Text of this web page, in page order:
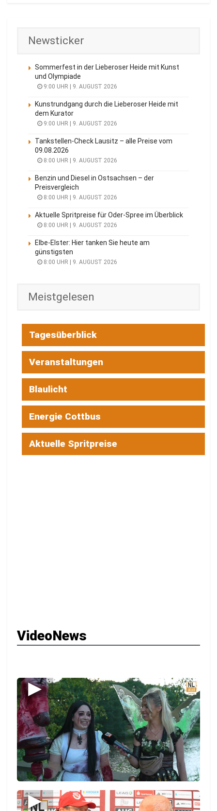
Newsticker
Sommerfest in der Lieberoser Heide mit Kunst
und Olympiade
9:00 UHR | 9. AUGUST 2026
Kunstrundgang durch die Lieberoser Heide mit
dem Kurator
9:00 UHR | 9. AUGUST 2026
Tankstellen-Check Lausitz – alle Preise vom
09.08.2026
8:00 UHR | 9. AUGUST 2026
Benzin und Diesel in Ostsachsen – der
Preisvergleich
8:00 UHR | 9. AUGUST 2026
Aktuelle Spritpreise für Oder-Spree im Überblick
8:00 UHR | 9. AUGUST 2026
Elbe-Elster: Hier tanken Sie heute am
günstigsten
8:00 UHR | 9. AUGUST 2026
Meistgelesen
Tagesüberblick
Veranstaltungen
Blaulicht
Energie Cottbus
Aktuelle Spritpreise
VideoNews
▶
▶